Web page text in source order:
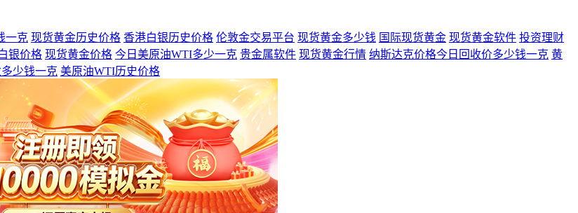
一克 现货黄金历史价格 香港白银历史价格 伦敦金交易平台 现货黄金多少钱 国际现货黄金 现货黄金软件 投资理财
银价格 现货黄金价格 今日美原油WTI多少一克 贵金属软件 现货黄金行情 纳斯达克价格今日回收价多少钱一克 黄
少钱一克 美原油WTI历史价格